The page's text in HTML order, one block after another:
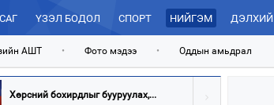
ҮЗЭЛ БОДОЛ СПОРТ НИЙГЭМ ДЭЛХИЙ
АШТ • Фото мэдээ • Оддын амьдрал
Хөрсний бохирдлыг бууруулах,...